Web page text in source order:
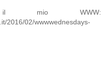
mio WWW:
2016/02/wwwwednesdays-